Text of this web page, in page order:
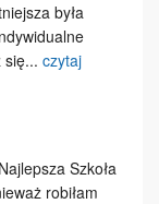
była
się... czytaj
Szkoła
robiłam